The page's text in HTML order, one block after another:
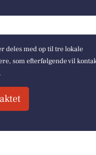
deles med op til tre lokale
som efterfølgende vil